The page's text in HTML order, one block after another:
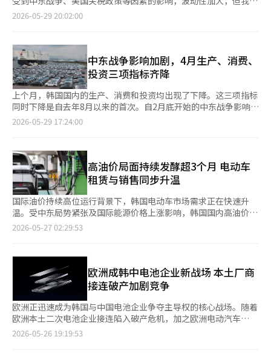
俄军事合作加深，推进韩美同盟强化与自主国防能力提升并行的安
战与韩国的战略应对"为主题发表演讲。 安部长提到朝鲜的核导弹
能力提升和对南方的敌对路线，指出"朝鲜半岛局势正在成为全球
安全的主要变量"。他强调，"在保持坚固的韩美联合防御态势的同
时，积极推进韩国主导的朝鲜半岛防御独立能力的提升"。 他表
示，为应对朝鲜威胁，将提升韩国型三轴体系，并深化与美国的扩
展威慑合作，同时加快基于人工智能（AI）的侦测与打击系统、有
人与无人复合作战系统、网络与太空能力的提升。 安部长还强调
了与国际社会的安全合作必要性。特别是关于霍尔木兹海峡，他表
安全作出国际性努力的现实贡献"。 他还表示，"维护朝鲜半岛的
稳定与世界和平息息相关"，并将推进在保持强大威慑力的同时，
通过南北对话建立可持续的和平共处体制的政策。 此外，安部长
在与记者的交谈中，对于最近驻韩美军司令的"韩国是中国的短
刀"言论争议表示，"我与海格斯美国国防部长保持频繁沟通，因此
并不认为这很重要"。 他还对海格斯部长对韩国核潜艇和战时作战
指挥权转移的积极评价表示，"这是对同盟信任的有意义的表态"。
韩日海军将于下月7日进行"搜救训练"…自2017年以来首次 韩国海
成为两国国防合作恢复的契机。 根据30日联合通讯社的报道，安
圭白国防部长在新加坡举行的第23届亚洲安全会议（香格里拉对
话）期间与日本防卫大臣小泉进次郎举行的双边会谈中透露了这一
消息。 安部长表示，"时隔9年重新开展训练具有象征性和宣示性
意义"，并强调"两国应进一步发展和深化这一合作"。 韩日搜救训
练是在朝鲜半岛附近海域发生船舶遇险事故时，两国舰艇共同应对
的程序检查训练。该训练自1999年开始，每两年进行一次，但因
话而非对抗。工会可以将罢工作为谈判的手段，但不应成为目的。
公司在业绩良好时应与员工分享成果，并提出未来就业的蓝图。缺
受到影响，国家经济整体必将受到冲击。现代汽车集团的劳资双方
都应深刻认识到他们的决策将对韩国产业整体产生的影响。 基本
原则和常识其实很简单。企业要保持竞争力，才能创造可持续的就
业机会；工人需要有稳定的工作，才能规划未来。劳资关系最终是
共存的问题。我们必须寻找的是共同生存的道路，而非单方面的胜
利。 现代汽车集团的劳资选择不仅是单一企业的问题，更关乎韩
国制造业的未来。希望劳资双方能够超越眼前的利益，展现出关注
译与编辑。
革，而是层层加高壁垒，逃避改革。” 中国方面也暗示了对欧洲
产品的报复可能性。微博表示：“欧洲的肉类、酒类、奢侈品、化
产能力超过国内需求’的逻辑将中国产品视为过剩生产，那么，是
否也应考虑在中国销售的欧洲产品是否符合同样标准。”这暗示了
整个欧洲消费品可能成为中国的应对目标。 中国政府也开始进行
正式回应。中国外交部发言人毛宁在前一天的简报中表示：“欧盟
应全面、客观地看待中欧贸易关系，并遵守自由贸易承诺。”并暗
示：“中国也将密切关注欧盟的动向，并通过必要措施维护正当权
益。” 此次交锋发生在欧盟对中国的制约措施正在向产业、通
信、数字平台等各个领域扩展的背景下。欧盟正在推进一项产业加
法的修订，以排除华为等中国通信企业进入欧洲国家的通信网络，
进一步加强对中国企业的监管。 欧盟前一天还对中国电子商务平
台特斯拉处以2亿欧元（约合34.9亿元人民币）的罚款，理由是其
销售不符合安全标准的非法产品。同一天，欧盟还对中国电商企业
京东的德国电子产品零售商SecoNomi的收购计划启动了外部补贴
规定(FSR)的调查。 欧盟委员会认为，京东可能因获得中国政府或
相关机构的优待金融和税收优惠而扭曲了欧盟市场竞争。FSR是为
智能（AI）系统翻译与编辑。
与电动床、以及电动床与泡沫床垫等多种组合。此外，这两款床架
均使用了高于国家认证标准等级(E1)的E0级环保材料。西蒙斯相关
新的睡眠文化。”他还预测，能够在同一空间中反映个人睡眠偏好
的TSS床架的需求将持续增长。此外，西蒙斯去年实现销售额3239
亿韩元，营业利润为405亿韩元。自2023年以来，西蒙斯连续三年
超越艾斯床垫，保持行业第一的地位。※ 本报道经人工智能（AI）
系统翻译与编辑。
正在将危机转化为机遇。”他指出：“电气设备已成为韩国出口的
3月至4月连续两个月突破800亿美元，变压器、断路器、电缆、电
动机等电气设备的出口也呈现增长趋势。电气设备的出口在去年达
到167亿美元，同比增长7.2%，创下历史新高，而在1月至4月期
间也增长了3.8%，保持了稳健的增长态势。 这主要得益于全球人
工智能（AI）基础设施的扩展以及绿色能源转型政策的持续推进。
此外，美国老旧电网的更换也推动了全球需求的增加，预计今年将
再次创下历史最高业绩。 为此，产业部在李在明政府成立一周年
之际，召开了座谈会，以支持电气设备出口的增长。与会企业在国
持，以确保企业活动和出口的持续进行。 产业部计划全方位支持
包括电气设备在内的我国工业继续保持出口的良好势头。为此，今
年将贸易保险的供应扩大至历史最高的275万亿韩元，其中114万
亿韩元将用于中小企业。此外，针对核电、军工和电气设备等中长
期大型项目，未来五年内的金融支持和履约保证也将扩大至127万
亿韩元。 在电气设备行业方面，产业部将根据全球AI数据中心等需
求的增加，从全球能源基础设施项目的挖掘到企业匹配、前瞻性金
融提供等全过程进行支持。 余本部长表示：“尽管国际形势不稳
强调：“政府将通过主要国家的通商渠道，尽最大努力为我们的企
业拓展活动空间。”
2026-05-29 20:02:00
中东战争影响加剧，4月生产、消费、
投资三项指标齐降
上个月，韩国国内的生产、消费和投资均出现了下降。这三项指标
同时下降是自去年8月以来的首次。自2月底开始的中东战争影响正
在逐渐显现，对经济整体造成了冲击。 根据国家数据处29日发布
0.6%。全行业生产的下降是自今年1月（-0.8%）以来的首次。 服
务业、采矿业和建筑业的生产下降是主要原因。尽管半导体生产
（3.1%）有所增长，但汽车（-10.0%）和石油精炼（-19.4%）的
生产下降，导致整体采矿业生产较上月下降0.7%。 汽车生产的下
降幅度为自去年9月（-15.3%）以来最大。数据处相关人士表
示：“3月汽车生产的下降受到部分零部件供应商火灾导致零部件
供应不足的影响。”同时，“从5月开始，主要车型的新车发布等
因素也需要考虑。” 石油精炼的下降幅度为自1988年5月
封锁，原油供应困难。此外，一些炼油公司的定期检修也对生产造
成了影响。 服务业生产方面，尽管信息通信（4.3%）等领域有所
增长，但金融与保险（-7.7%）和批发零售（-1.5%）的生产下
降，导致整体服务业生产较上月下降1.0%。这是自2022年2月
（-1.7%）以来的最大降幅。 内需指标同样表现不佳。零售销售额
指数较上月下降3.6%，为自2024年2月（-3.7%）以来的最大降
幅。耐用消费品保持平稳，但通信设备、计算机和乘用车等耐用消
费品（-11.1%）以及车辆燃料等非耐用消费品（-1.1%）的销售下
2026-05-29 17:24:00
高油价局面持续发酵超3个月 电动车
租赁与销售同步升温
国际油价持续高位运行背景下，韩国电动车市场需求正在快速升
温。受中东局势紧张及国际能源价格上涨影响，韩国国内高油价局
面已持续超过3个月，企业与消费者对电动车的关注明显增加，长
显。韩国租车企业乐天租车表示，今年3月至4月企业客户签订的电
动车长期租赁合同，较1月至2月增长197%；同期个人电动车长期
租赁合同也增长187%。 韩国大型租车企业SK租车的电动车长期租
赁业务同样明显增加。今年4月，该公司电动车长期租赁合同数量
较3月增长48%。其中，企业客户增幅达到50%，高于个人客户
36%的增长水平。 随着需求扩大，电动车在长期租赁市场中的占
比也持续提升。数据显示，今年4月SK租车整体长期租赁合同中，
电动车占比达到16.4%。其中，企业长期租赁市场中电动车占比升
2026-05-27 02:29:53
欧洲成韩中电池企业新战场 本土厂商
接连破产加剧竞争
欧洲正迅速成为韩国与中国电池企业争夺主导权的核心战场。随着
欧洲本土二次电池企业接连陷入破产危机，加之欧洲电动汽车
（EV）市场需求持续回暖，韩中企业之间的竞争正进一步升温。
2026-05-26 19:19:53